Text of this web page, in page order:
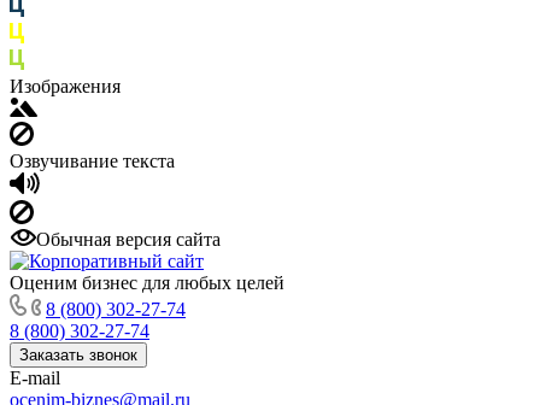
Изображения
Озвучивание текста
Обычная версия сайта
Оценим бизнес для любых целей
8 (800) 302-27-74
8 (800) 302-27-74
Заказать звонок
E-mail
ocenim-biznes@mail.ru